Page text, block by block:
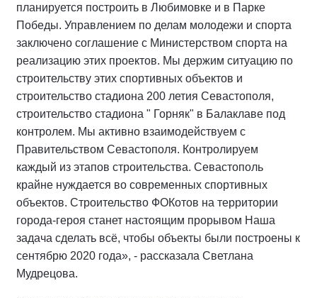
планируется построить в Любимовке и в Парке
Победы. Управлением по делам молодежи и спорта
заключено соглашение с Министерством спорта на
реализацию этих проектов. Мы держим ситуацию по
строительству этих спортивных объектов и
строительство стадиона 200 летия Севастополя,
строительство стадиона " Горняк" в Балаклаве под
контролем. Мы активно взаимодействуем с
Правительством Севастополя. Контролируем
каждый из этапов строительства. Севастополь
крайне нуждается во современных спортивных
объектов. Строительство ФОКотов на территории
города-героя станет настоящим прорывом Наша
задача сделать всё, чтобы объекты были построены к
сентябрю 2020 года», - рассказала Светлана
Мудрецова.